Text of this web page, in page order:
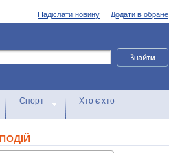
Додати в обране
Надіслати новину
Спорт Хто є хто